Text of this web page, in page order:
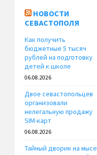
НОВОСТИ
СЕВАСТОПОЛЯ
Как получить
бюджетные 5 тысяч
рублей на подготовку
детей к школе
06.08.2026
Двое севастопольцев
организовали
нелегальную продажу
SIM-карт
06.08.2026
Тайный дворик на мысе